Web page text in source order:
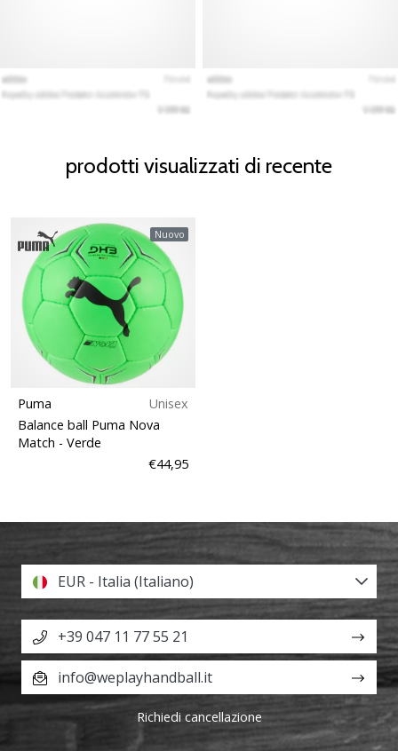
prodotti visualizzati di recente
Nuovo
Puma
Unisex
Balance ball Puma Nova
Match - Verde
€44,95
EUR - Italia (Italiano)
+39 047 11 77 55 21
info@weplayhandball.it
Richiedi cancellazione